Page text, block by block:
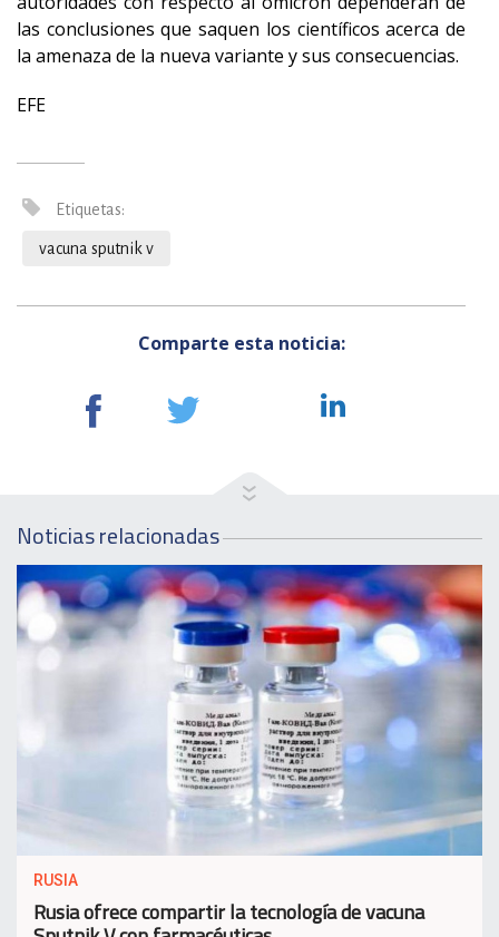
las conclusiones que saquen los científicos acerca de
la amenaza de la nueva variante y sus consecuencias.
EFE
Etiquetas:
vacuna sputnik v
Comparte esta noticia:
Noticias relacionadas
RUSIA
Rusia ofrece compartir la tecnología de vacuna